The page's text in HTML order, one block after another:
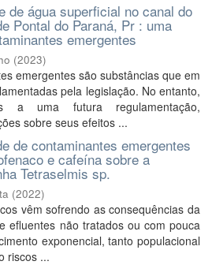
de água superficial no canal do
Pontal do Paraná, Pr : uma
emergentes
(2023)
emergentes são substâncias que em
pela legislação. No entanto,
a uma futura regulamentação,
sobre seus efeitos ...
de contaminantes emergentes
e cafeína sobre a
Tetraselmis sp.
(2022)
vêm sofrendo as consequências da
efluentes não tratados ou com pouca
exponencial, tanto populacional
riscos ...